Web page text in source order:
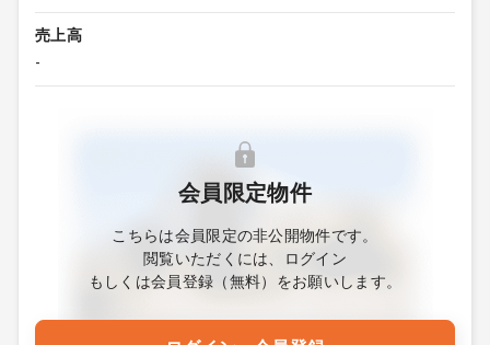
売上高
-
会員限定物件
こちらは会員限定の非公開物件です。
閲覧いただくには、ログイン
もしくは会員登録（無料）をお願いします。